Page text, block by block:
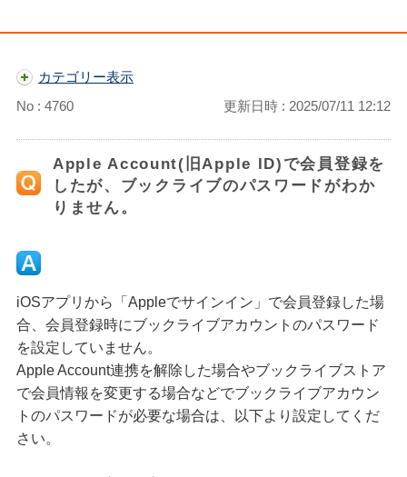
カテゴリー表示
No : 4760
更新日時 : 2025/07/11 12:12
Apple Account(旧Apple ID)で会員登録を
したが、ブックライブのパスワードがわか
りません。
iOSアプリから「Appleでサインイン」で会員登録した場
合、会員登録時にブックライブアカウントのパスワード
を設定していません。
Apple Account連携を解除した場合やブックライブストア
で会員情報を変更する場合などでブックライブアカウン
トのパスワードが必要な場合は、以下より設定してくだ
さい。